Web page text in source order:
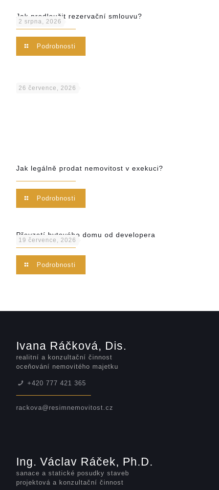
2 srpna, 2026
Jak prodloužit rezervační smlouvu?
Podrobnosti
26 července, 2026
Jak legálně prodat nemovitost v exekuci?
Podrobnosti
19 července, 2026
Převzetí bytového domu od developera
Podrobnosti
Ivana Ráčková, Dis.
realitní a konzultační činnost
oceňování nemovitého majetku
+420 777 421 365
rackova@resimnemovitost.cz
Ing. Václav Ráček, Ph.D.
sanace a statické posudky staveb
projektová a konzultační činnost